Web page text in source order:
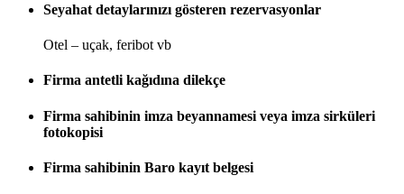
Seyahat detaylarınızı gösteren rezervasyonlar
Otel – uçak, feribot vb
Firma antetli kağıdına dilekçe
Firma sahibinin imza beyannamesi veya imza sirküleri
fotokopisi
Firma sahibinin Baro kayıt belgesi